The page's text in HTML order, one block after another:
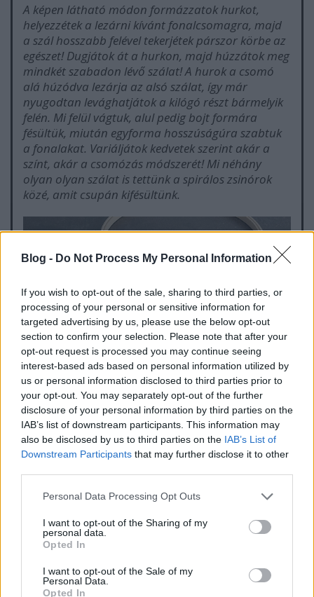
Blog - Do Not Process My Personal Information
If you wish to opt-out of the sale, sharing to third parties, or
processing of your personal or sensitive information for
targeted advertising by us, please use the below opt-out
section to confirm your selection. Please note that after your
opt-out request is processed you may continue seeing
interest-based ads based on personal information utilized by
us or personal information disclosed to third parties prior to
your opt-out. You may separately opt-out of the further
disclosure of your personal information by third parties on the
IAB’s list of downstream participants. This information may
also be disclosed by us to third parties on the IAB’s List of
Downstream Participants that may further disclose it to other
Please note that this website/app uses one or more Google
not limited to your visit or usage behaviour. You may click to
grant or deny consent to Google and its third-party tags to
use your data for below specified purposes in below Google
consent section.
Personal Data Processing Opt Outs
I want to opt-out of the Sharing of my
personal data.
Opted In
I want to opt-out of the Sale of my
Personal Data.
Opted In
A képen látható módon formázzatok hurkot,
helyezzétek a lezárni kívánt fonalcsomagra, majd
a szál hosszabb felével tekerjétek párszor körbe az
egészet! Dugjátok át a hurkon, majd húzzátok meg
mindkét szabadon lévő szálat! A hurok a csomó
alá húzódva lezárja az alsó szálat, így már
nyugodtan levághatjátok a kilógó részt bármelyik
felén. Mi felül vágtuk, alul pedig bojt formára
fésültük, miután egyforma hosszúságúra szabtuk
a fonalakat. Variáljátok kedvetek szerint akár a
színt, akár a csomózás módszerét! Mi néhány
olyan olyan szálat is tettünk a spirálos zsinórok
közé, amit csupán kifésültünk.